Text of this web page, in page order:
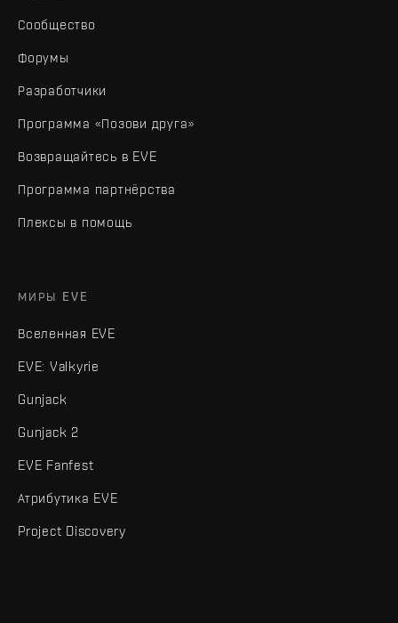
Сообщество
Форумы
Разработчики
Программа «Позови друга»
Возвращайтесь в EVE
Программа партнёрства
Плексы в помощь
МИРЫ EVE
Вселенная EVE
EVE: Valkyrie
Gunjack
Gunjack 2
EVE Fanfest
Атрибутика EVE
Project Discovery